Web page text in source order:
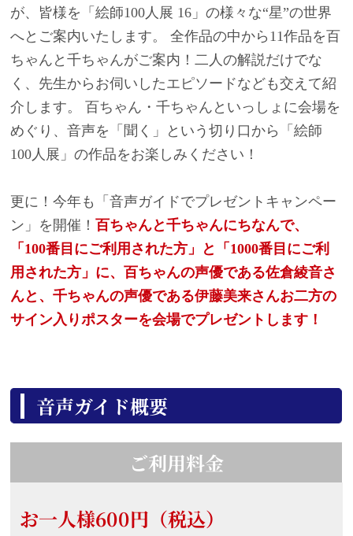
が、皆様を「絵師100人展 16」の様々な“星”の世界
へとご案内いたします。 全作品の中から11作品を百
ちゃんと千ちゃんがご案内！二人の解説だけでな
く、先生からお伺いしたエピソードなども交えて紹
介します。 百ちゃん・千ちゃんといっしょに会場を
めぐり、音声を「聞く」という切り口から「絵師
100人展」の作品をお楽しみください！
更に！今年も「音声ガイドでプレゼントキャンペー
ン」を開催！百ちゃんと千ちゃんにちなんで、
「100番目にご利用された方」と「1000番目にご利
用された方」に、百ちゃんの声優である佐倉綾音さ
んと、千ちゃんの声優である伊藤美来さんお二方の
サイン入りポスターを会場でプレゼントします！
音声ガイド概要
ご利用料金
お一人様600円（税込）